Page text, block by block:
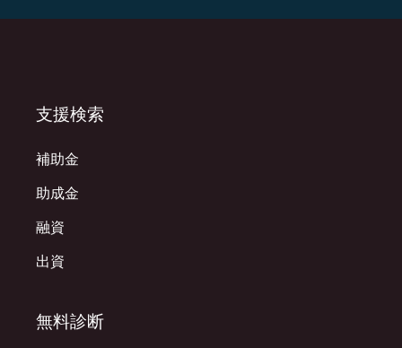
支援検索
補助金
助成金
融資
出資
無料診断